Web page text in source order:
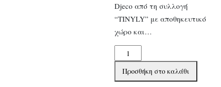
Djeco από τη συλλογή
“TINYLY” με αποθηκευτικό
χώρο και…
Djeco
μουσικό
κουτί-
Προσθήκη στο καλάθι